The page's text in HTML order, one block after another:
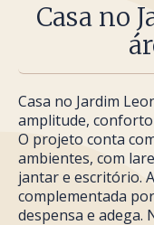
Casa no
Casa no Jardim
amplitude,
O projeto conta
ambientes, com
jantar e escritório.
complementada
despensa e adega.